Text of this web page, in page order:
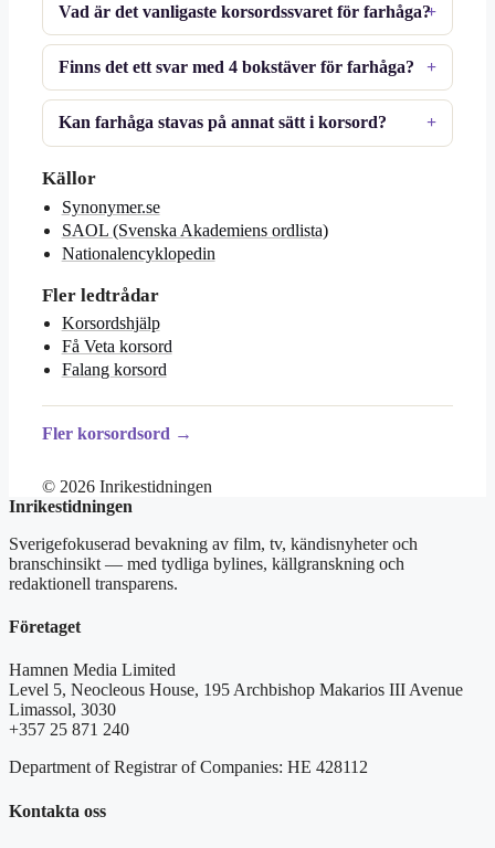
Vad är det vanligaste korsordssvaret för farhåga?
Finns det ett svar med 4 bokstäver för farhåga?
Kan farhåga stavas på annat sätt i korsord?
Källor
Synonymer.se
SAOL (Svenska Akademiens ordlista)
Nationalencyklopedin
Fler ledtrådar
Korsordshjälp
Få Veta korsord
Falang korsord
Fler korsordsord →
© 2026 Inrikestidningen
Inrikestidningen
Sverigefokuserad bevakning av film, tv, kändisnyheter och
branschinsikt — med tydliga bylines, källgranskning och
redaktionell transparens.
Företaget
Hamnen Media Limited
Level 5, Neocleous House, 195 Archbishop Makarios III Avenue
Limassol, 3030
+357 25 871 240
Department of Registrar of Companies: HE 428112
Kontakta oss